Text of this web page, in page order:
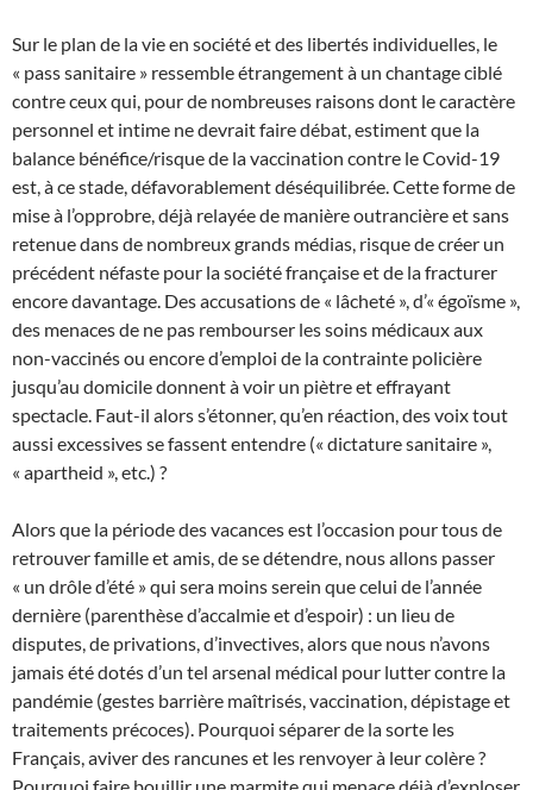
Sur le plan de la vie en société et des libertés individuelles, le
« pass sanitaire » ressemble étrangement à un chantage ciblé
contre ceux qui, pour de nombreuses raisons dont le caractère
personnel et intime ne devrait faire débat, estiment que la
balance bénéfice/risque de la vaccination contre le Covid-19
est, à ce stade, défavorablement déséquilibrée. Cette forme de
mise à l’opprobre, déjà relayée de manière outrancière et sans
retenue dans de nombreux grands médias, risque de créer un
précédent néfaste pour la société française et de la fracturer
encore davantage. Des accusations de « lâcheté », d’« égoïsme »,
des menaces de ne pas rembourser les soins médicaux aux
non-vaccinés ou encore d’emploi de la contrainte policière
jusqu’au domicile donnent à voir un piètre et effrayant
spectacle. Faut-il alors s’étonner, qu’en réaction, des voix tout
aussi excessives se fassent entendre (« dictature sanitaire »,
« apartheid », etc.) ?
Alors que la période des vacances est l’occasion pour tous de
retrouver famille et amis, de se détendre, nous allons passer
« un drôle d’été » qui sera moins serein que celui de l’année
dernière (parenthèse d’accalmie et d’espoir) : un lieu de
disputes, de privations, d’invectives, alors que nous n’avons
jamais été dotés d’un tel arsenal médical pour lutter contre la
pandémie (gestes barrière maîtrisés, vaccination, dépistage et
traitements précoces). Pourquoi séparer de la sorte les
Français, aviver des rancunes et les renvoyer à leur colère ?